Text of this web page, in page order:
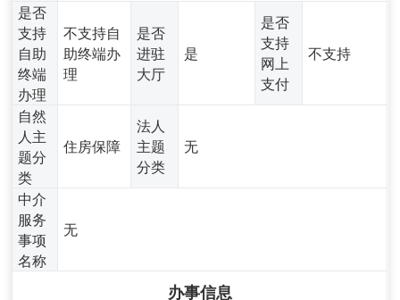
是否
支持
自助
终端
办理
不支持自
助终端办
理
是否
进驻
大厅
是
是否
支持
网上
支付
不支持
自然
人主
题分
类
住房保障
法人
主题
分类
无
中介
服务
事项
名称
无
办事信息